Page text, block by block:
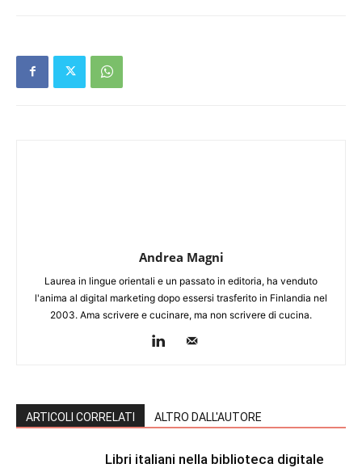
Andrea Magni
Laurea in lingue orientali e un passato in editoria, ha venduto
l'anima al digital marketing dopo essersi trasferito in Finlandia nel
2003. Ama scrivere e cucinare, ma non scrivere di cucina.
ARTICOLI CORRELATI ALTRO DALL'AUTORE
Libri italiani nella biblioteca digitale